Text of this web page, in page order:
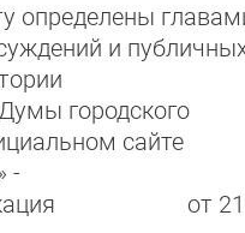
определены
и
городского
сайте
-
публикация от 21